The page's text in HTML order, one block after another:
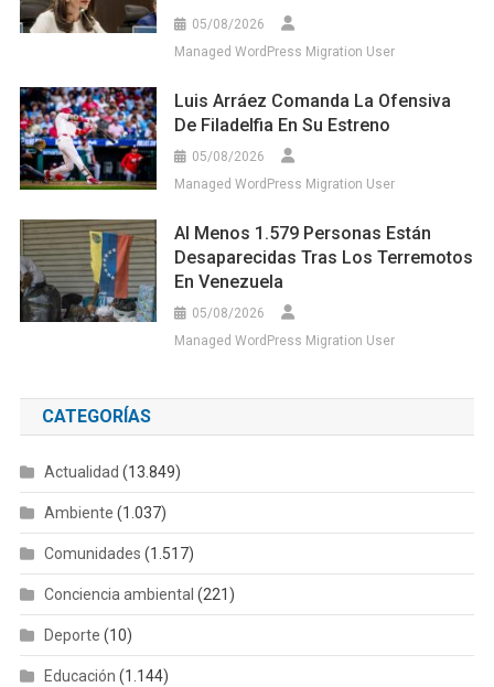
05/08/2026
Managed WordPress Migration User
Luis Arráez Comanda La Ofensiva
De Filadelfia En Su Estreno
05/08/2026
Managed WordPress Migration User
Al Menos 1.579 Personas Están
Desaparecidas Tras Los Terremotos
En Venezuela
05/08/2026
Managed WordPress Migration User
CATEGORÍAS
Actualidad (13.849)
Ambiente (1.037)
Comunidades (1.517)
Conciencia ambiental (221)
Deporte (10)
Educación (1.144)